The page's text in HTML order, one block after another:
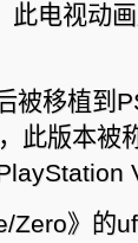
此电视动
被移植到
此版本被
Zero》的